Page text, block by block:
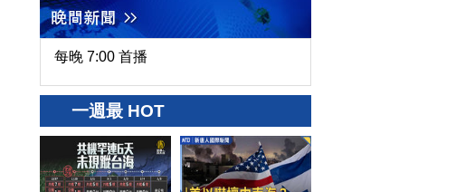
每晚 7:00 首播
一週最 HOT